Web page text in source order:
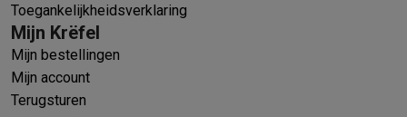
Toegankelijkheidsverklaring
Mijn Krëfel
Mijn bestellingen
Mijn account
Terugsturen